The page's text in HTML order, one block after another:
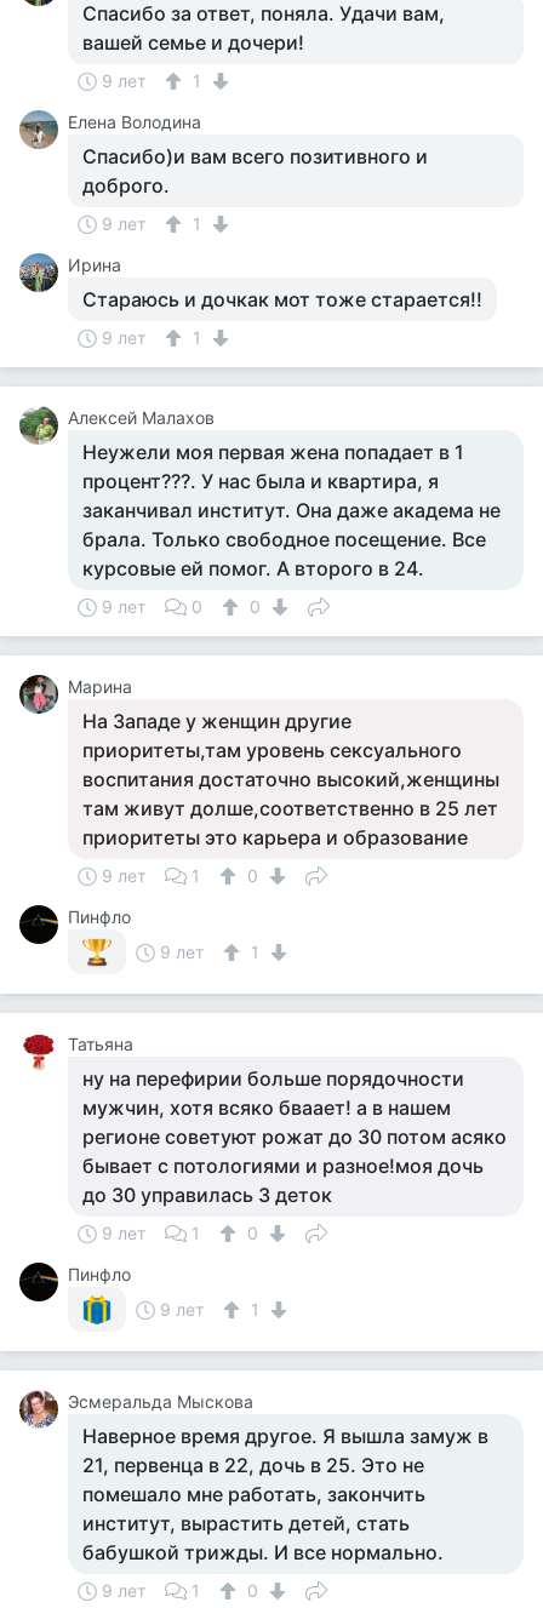
Спасибо за ответ, поняла. Удачи вам,
вашей семье и дочери!
9 лет
1
Елена Володина
Спасибо)и вам всего позитивного и
доброго.
9 лет
1
Ирина
Стараюсь и дочкак мот тоже старается!!
9 лет 1
Алексей Малахов
Неужели моя первая жена попадает в 1
процент???. У нас была и квартира, я
заканчивал институт. Она даже академа не
брала. Только свободное посещение. Все
курсовые ей помог. А второго в 24.
9 лет 0 0
Марина
На Западе у женщин другие
приоритеты,там уровень сексуального
воспитания достаточно высокий,женщины
там живут долше,соответственно в 25 лет
приоритеты это карьера и образование
9 лет 1
0
Пинфло
9 лет
1
Татьяна
ну на перефирии больше порядочности
мужчин, хотя всяко бваает! а в нашем
регионе советуют рожат до 30 потом асяко
бывает с потологиями и разное!моя дочь
до 30 управилась 3 деток
9 лет 1
0
Пинфло
9 лет
1
Эсмеральда Мыскова
Наверное время другое. Я вышла замуж в
21, первенца в 22, дочь в 25. Это не
помешало мне работать, закончить
институт, вырастить детей, стать
бабушкой трижды. И все нормально.
9 лет 1 0